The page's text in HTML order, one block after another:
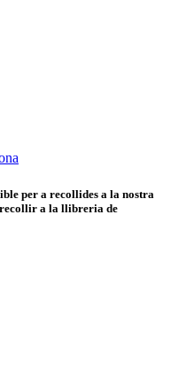
per a recollides a la nostra
recollir a la llibreria de